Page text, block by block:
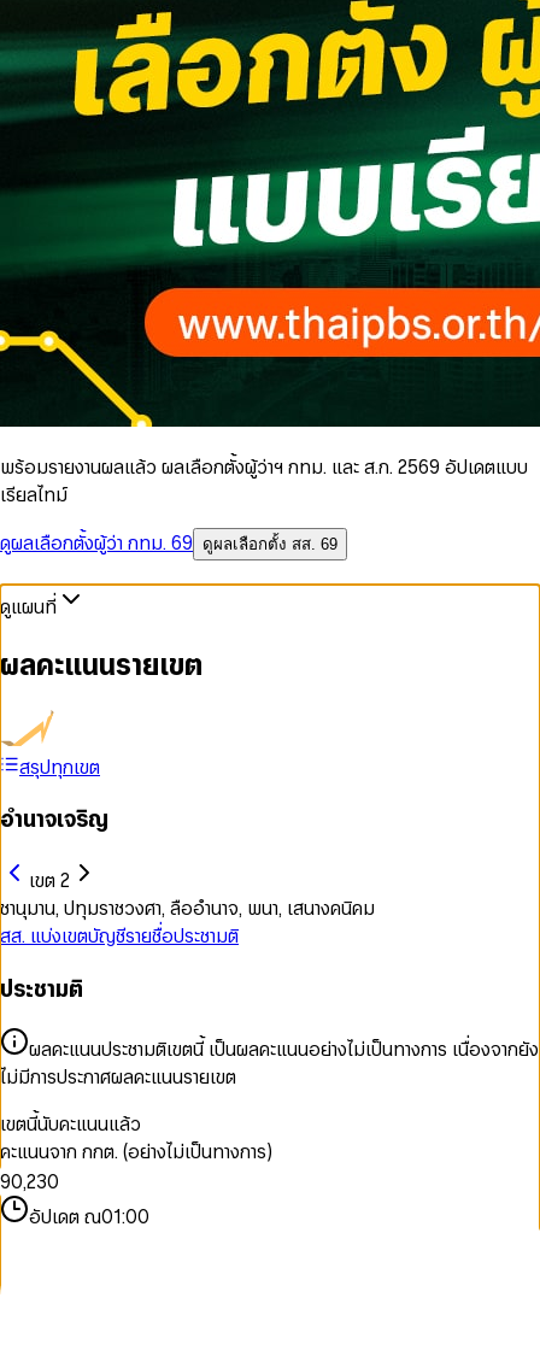
พร้อมรายงานผลแล้ว ผลเลือกตั้งผู้ว่าฯ กทม. และ ส.ก. 2569 อัปเดตแบบ
เรียลไทม์
ดูผลเลือกตั้งผู้ว่า กทม. 69
ดูผลเลือกตั้ง สส. 69
ดูแผนที่
ผลคะแนนรายเขต
สรุปทุกเขต
อำนาจเจริญ
เขต 2
ชานุมาน, ปทุมราชวงศา, ลืออำนาจ, พนา, เสนางคนิคม
สส. แบ่งเขตบัญชีรายชื่อประชามติ
ประชามติ
ผลคะแนนประชามติเขตนี้ เป็นผลคะแนนอย่างไม่เป็นทางการ เนื่องจากยัง
ไม่มีการประกาศผลคะแนนรายเขต
เขตนี้นับคะแนนแล้ว
คะแนนจาก กกต. (อย่างไม่เป็นทางการ)
0
1
2
3
4
5
6
7
8
90
1
2
,
0
1
2
3
4
0
1
2
3
4
5
0
1
2
อัปเดต ณ01:00